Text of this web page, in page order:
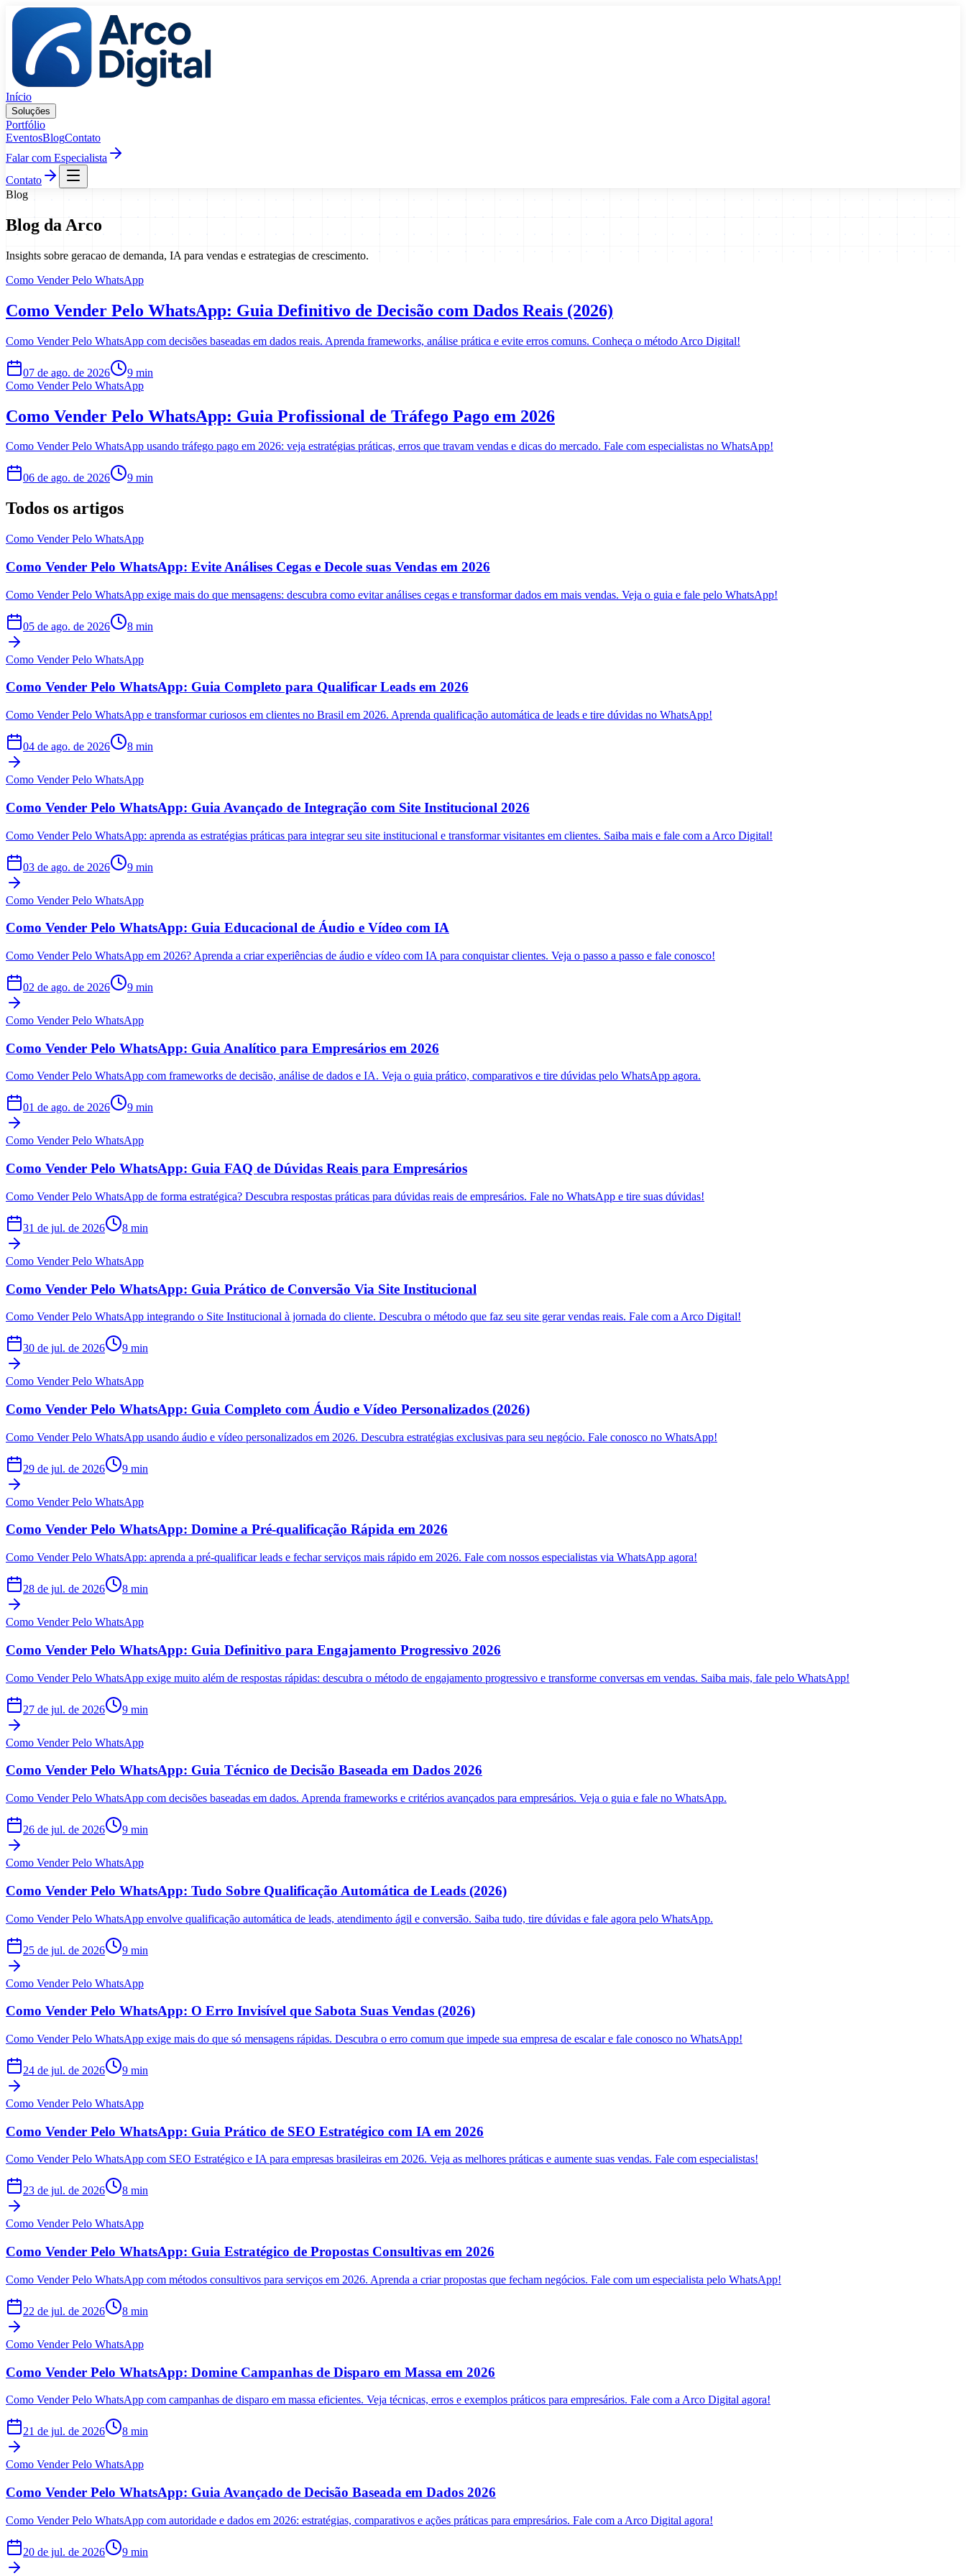
Pular para o conteúdo
Início
Soluções
Portfólio
EventosBlogContato
Falar com Especialista
Contato
Blog
Blog da Arco
Insights sobre geracao de demanda, IA para vendas e estrategias de crescimento.
Como Vender Pelo WhatsApp
Como Vender Pelo WhatsApp: Guia Definitivo de Decisão com Dados Reais (2026)
Como Vender Pelo WhatsApp com decisões baseadas em dados reais. Aprenda frameworks, análise prática e evite erros comuns. Conheça o método Arco Digital!
07 de ago. de 2026 9 min
Como Vender Pelo WhatsApp
Como Vender Pelo WhatsApp: Guia Profissional de Tráfego Pago em 2026
Como Vender Pelo WhatsApp usando tráfego pago em 2026: veja estratégias práticas, erros que travam vendas e dicas do mercado. Fale com especialistas no WhatsApp!
06 de ago. de 2026 9 min
Todos os artigos
Como Vender Pelo WhatsApp
Como Vender Pelo WhatsApp: Evite Análises Cegas e Decole suas Vendas em 2026
Como Vender Pelo WhatsApp exige mais do que mensagens: descubra como evitar análises cegas e transformar dados em mais vendas. Veja o guia e fale pelo WhatsApp!
05 de ago. de 2026 8 min
Como Vender Pelo WhatsApp
Como Vender Pelo WhatsApp: Guia Completo para Qualificar Leads em 2026
Como Vender Pelo WhatsApp e transformar curiosos em clientes no Brasil em 2026. Aprenda qualificação automática de leads e tire dúvidas no WhatsApp!
04 de ago. de 2026 8 min
Como Vender Pelo WhatsApp
Como Vender Pelo WhatsApp: Guia Avançado de Integração com Site Institucional 2026
Como Vender Pelo WhatsApp: aprenda as estratégias práticas para integrar seu site institucional e transformar visitantes em clientes. Saiba mais e fale com a Arco Digital!
03 de ago. de 2026 9 min
Como Vender Pelo WhatsApp
Como Vender Pelo WhatsApp: Guia Educacional de Áudio e Vídeo com IA
Como Vender Pelo WhatsApp em 2026? Aprenda a criar experiências de áudio e vídeo com IA para conquistar clientes. Veja o passo a passo e fale conosco!
02 de ago. de 2026 9 min
Como Vender Pelo WhatsApp
Como Vender Pelo WhatsApp: Guia Analítico para Empresários em 2026
Como Vender Pelo WhatsApp com frameworks de decisão, análise de dados e IA. Veja o guia prático, comparativos e tire dúvidas pelo WhatsApp agora.
01 de ago. de 2026 9 min
Como Vender Pelo WhatsApp
Como Vender Pelo WhatsApp: Guia FAQ de Dúvidas Reais para Empresários
Como Vender Pelo WhatsApp de forma estratégica? Descubra respostas práticas para dúvidas reais de empresários. Fale no WhatsApp e tire suas dúvidas!
31 de jul. de 2026 8 min
Como Vender Pelo WhatsApp
Como Vender Pelo WhatsApp: Guia Prático de Conversão Via Site Institucional
Como Vender Pelo WhatsApp integrando o Site Institucional à jornada do cliente. Descubra o método que faz seu site gerar vendas reais. Fale com a Arco Digital!
30 de jul. de 2026 9 min
Como Vender Pelo WhatsApp
Como Vender Pelo WhatsApp: Guia Completo com Áudio e Vídeo Personalizados (2026)
Como Vender Pelo WhatsApp usando áudio e vídeo personalizados em 2026. Descubra estratégias exclusivas para seu negócio. Fale conosco no WhatsApp!
29 de jul. de 2026 9 min
Como Vender Pelo WhatsApp
Como Vender Pelo WhatsApp: Domine a Pré-qualificação Rápida em 2026
Como Vender Pelo WhatsApp: aprenda a pré-qualificar leads e fechar serviços mais rápido em 2026. Fale com nossos especialistas via WhatsApp agora!
28 de jul. de 2026 8 min
Como Vender Pelo WhatsApp
Como Vender Pelo WhatsApp: Guia Definitivo para Engajamento Progressivo 2026
Como Vender Pelo WhatsApp exige muito além de respostas rápidas: descubra o método de engajamento progressivo e transforme conversas em vendas. Saiba mais, fale pelo WhatsApp!
27 de jul. de 2026 9 min
Como Vender Pelo WhatsApp
Como Vender Pelo WhatsApp: Guia Técnico de Decisão Baseada em Dados 2026
Como Vender Pelo WhatsApp com decisões baseadas em dados. Aprenda frameworks e critérios avançados para empresários. Veja o guia e fale no WhatsApp.
26 de jul. de 2026 9 min
Como Vender Pelo WhatsApp
Como Vender Pelo WhatsApp: Tudo Sobre Qualificação Automática de Leads (2026)
Como Vender Pelo WhatsApp envolve qualificação automática de leads, atendimento ágil e conversão. Saiba tudo, tire dúvidas e fale agora pelo WhatsApp.
25 de jul. de 2026 9 min
Como Vender Pelo WhatsApp
Como Vender Pelo WhatsApp: O Erro Invisível que Sabota Suas Vendas (2026)
Como Vender Pelo WhatsApp exige mais do que só mensagens rápidas. Descubra o erro comum que impede sua empresa de escalar e fale conosco no WhatsApp!
24 de jul. de 2026 9 min
Como Vender Pelo WhatsApp
Como Vender Pelo WhatsApp: Guia Prático de SEO Estratégico com IA em 2026
Como Vender Pelo WhatsApp com SEO Estratégico e IA para empresas brasileiras em 2026. Veja as melhores práticas e aumente suas vendas. Fale com especialistas!
23 de jul. de 2026 8 min
Como Vender Pelo WhatsApp
Como Vender Pelo WhatsApp: Guia Estratégico de Propostas Consultivas em 2026
Como Vender Pelo WhatsApp com métodos consultivos para serviços em 2026. Aprenda a criar propostas que fecham negócios. Fale com um especialista pelo WhatsApp!
22 de jul. de 2026 8 min
Como Vender Pelo WhatsApp
Como Vender Pelo WhatsApp: Domine Campanhas de Disparo em Massa em 2026
Como Vender Pelo WhatsApp com campanhas de disparo em massa eficientes. Veja técnicas, erros e exemplos práticos para empresários. Fale com a Arco Digital agora!
21 de jul. de 2026 8 min
Como Vender Pelo WhatsApp
Como Vender Pelo WhatsApp: Guia Avançado de Decisão Baseada em Dados 2026
Como Vender Pelo WhatsApp com autoridade e dados em 2026: estratégias, comparativos e ações práticas para empresários. Fale com a Arco Digital agora!
20 de jul. de 2026 9 min